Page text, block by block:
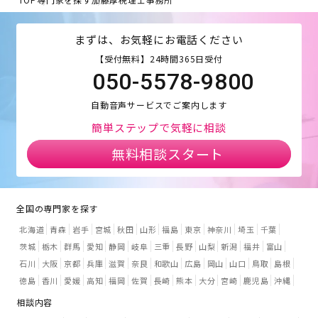
まずは、お気軽にお電話ください
【受付無料】24時間365日受付
050-5578-9800
自動音声サービスでご案内します
簡単ステップで気軽に相談
無料相談スタート
全国の専門家を探す
北海道 青森 岩手 宮城 秋田 山形 福島 東京 神奈川 埼玉
千葉
茨城 栃木 群馬 愛知 静岡 岐阜 三重 長野 山梨 新潟 福井
富山
石川
大阪 京都 兵庫 滋賀 奈良 和歌山 広島 岡山 山口 鳥取
島根
徳島 香川 愛媛 高知 福岡 佐賀 長崎 熊本 大分 宮崎 鹿児島 沖縄
相談内容